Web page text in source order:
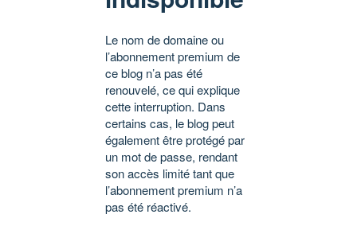
Le nom de domaine ou
l’abonnement premium de
ce blog n’a pas été
renouvelé, ce qui explique
cette interruption. Dans
certains cas, le blog peut
également être protégé par
un mot de passe, rendant
son accès limité tant que
l’abonnement premium n’a
pas été réactivé.